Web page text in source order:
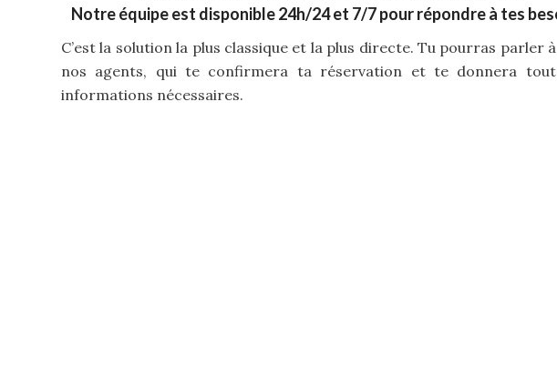
Notre équipe est disponible 24h/24 et 7/7 pour répondre à tes
C’est la solution la plus classique et la plus directe. Tu pourras parler
nos agents, qui te confirmera ta réservation et te donnera
informations nécessaires.